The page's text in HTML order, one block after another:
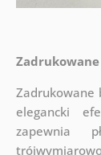
Zadrukowane
elegancki
zapewnia